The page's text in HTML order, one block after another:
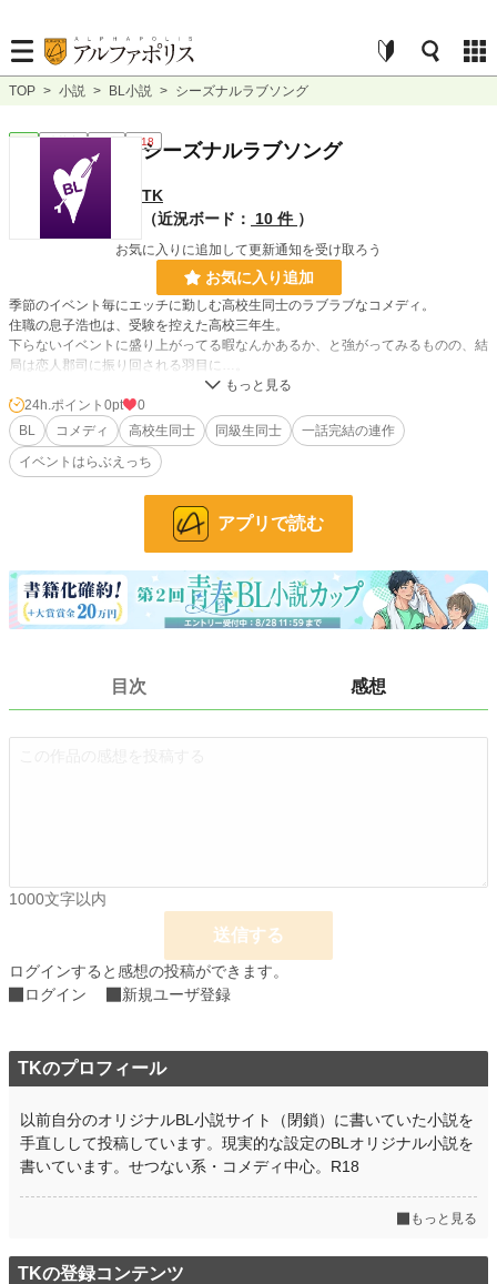
TOP > 小説 > BL小説 > シーズナルラブソング
連載中 長編 R18
シーズナルラブソング
TK
（近況ボード：
10 件 ）
お気に入りに追加して更新通知を受け取ろう
お気に入り追加
季節のイベント毎にエッチに勤しむ高校生同士のラブラブなコメディ。
住職の息子浩也は、受験を控えた高校三年生。
下らないイベントに盛り上がってる暇なんかあるか、と強がってみるものの、結
局は恋人郡司に振り回される羽目に…。
一昔前にオリジナルのBL小説サイトに公開していた作品を少しだけ書き直して
います。
小説 228,620 位 / 228,620 件
31,393 位 / 31,393 件
24h.ポイント 0 pt
文字数 46,843
初回公開日時 2020.12.24 18:08
24h.ポイント 0pt
0
BL
コメディ 高校生同士 同級生同士
一話完結の連作
イベントはらぶえっち
アプリで読む
目次 感想
1000文字以内
送信する
ログインすると感想の投稿ができます。
ログイン
新規ユーザ登録
TKのプロフィール
以前自分のオリジナルBL小説サイト（閉鎖）に書いていた小説を
手直しして投稿しています。現実的な設定のBLオリジナル小説を
書いています。せつない系・コメディ中心。R18
もっと見る
TKの登録コンテンツ